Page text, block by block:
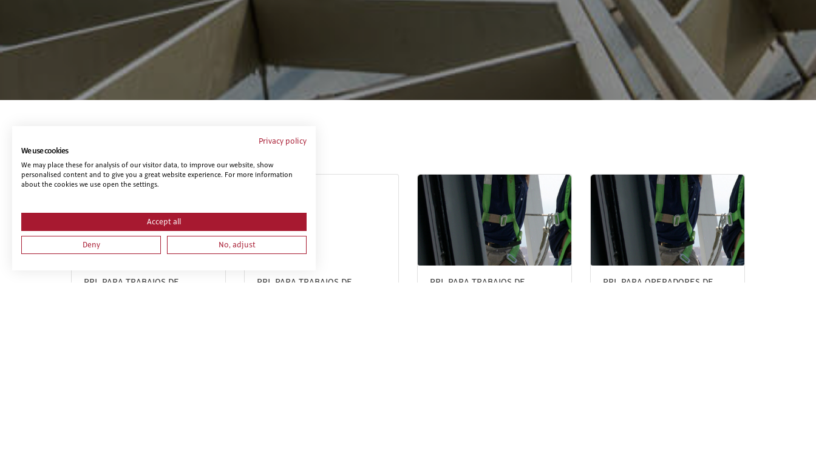
PRL PARA TRABAJOS DE
PRL PARA TRABAJOS DE
PRL PARA TRABAJOS DE
PRL PARA OPERADORES DE
Privacy policy
We use cookies
We may place these for analysis of our visitor data, to improve our website, show
personalised content and to give you a great website experience. For more information
about the cookies we use open the settings.
Accept all
Deny No, adjust